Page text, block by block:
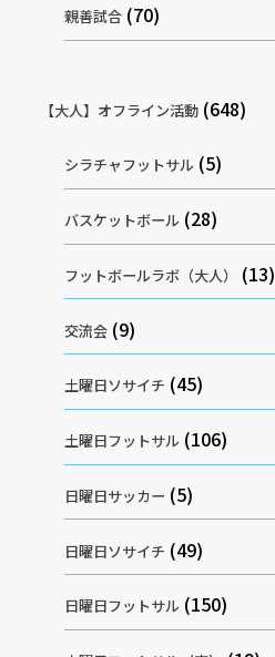
親善試合 (70)
【大人】オフライン活動(648)
シラチャフットサル (5)
バスケットボール (28)
フットボールラボ（大人） (13)
交流会 (9)
土曜日ソサイチ (45)
土曜日フットサル (106)
日曜日サッカー (5)
日曜日ソサイチ (49)
日曜日フットサル (150)